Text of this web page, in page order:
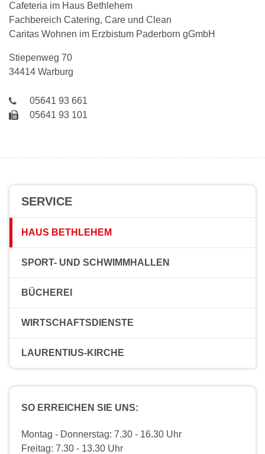
Cafeteria im Haus Bethlehem
Fachbereich Catering, Care und Clean
Caritas Wohnen im Erzbistum Paderborn gGmbH
Stiepenweg 70
34414 Warburg
05641 93 661
05641 93 101
SERVICE
HAUS BETHLEHEM
SPORT- UND SCHWIMMHALLEN
BÜCHEREI
WIRTSCHAFTSDIENSTE
LAURENTIUS-KIRCHE
SO ERREICHEN SIE UNS:
Montag - Donnerstag: 7.30 - 16.30 Uhr
Freitag: 7.30 - 13.30 Uhr